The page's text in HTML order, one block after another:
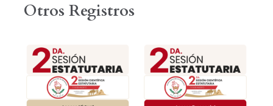
Otros Registros